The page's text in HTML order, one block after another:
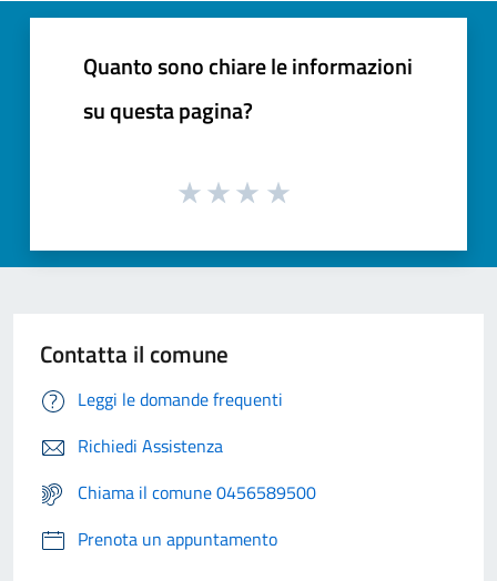
Quanto sono chiare le informazioni
su questa pagina?
Contatta il comune
Leggi le domande frequenti
Richiedi Assistenza
Chiama il comune 0456589500
Prenota un appuntamento